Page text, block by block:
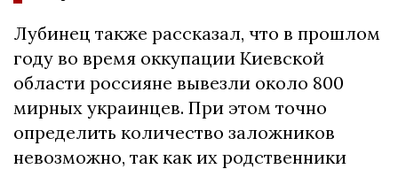
Лубинец также рассказал, что в прошлом
году во время оккупации Киевской
области россияне вывезли около 800
мирных украинцев. При этом точно
определить количество заложников
невозможно, так как их родственники